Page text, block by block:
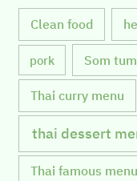
Clean food
pork Som tum
Thai curry menu
thai dessert
Thai famous menu